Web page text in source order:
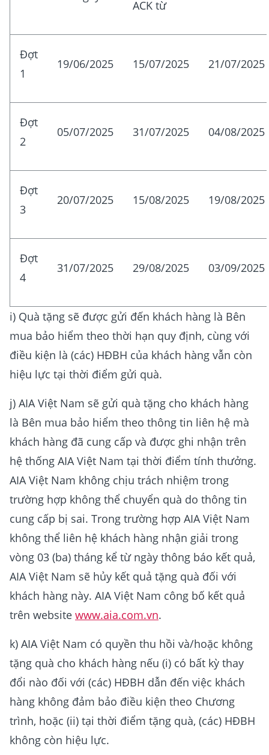
ACK từ
Đợt
1
19/06/2025 15/07/2025 21/07/2025
Đợt
2
05/07/2025 31/07/2025 04/08/2025
Đợt
3
20/07/2025 15/08/2025 19/08/2025
Đợt
4
31/07/2025 29/08/2025 03/09/2025
i) Quà tặng sẽ được gửi đến khách hàng là Bên
mua bảo hiểm theo thời hạn quy định, cùng với
điều kiện là (các) HĐBH của khách hàng vẫn còn
hiệu lực tại thời điểm gửi quà.
j) AIA Việt Nam sẽ gửi quà tặng cho khách hàng
là Bên mua bảo hiểm theo thông tin liên hệ mà
khách hàng đã cung cấp và được ghi nhận trên
hệ thống AIA Việt Nam tại thời điểm tính thưởng.
AIA Việt Nam không chịu trách nhiệm trong
trường hợp không thể chuyển quà do thông tin
cung cấp bị sai. Trong trường hợp AIA Việt Nam
không thể liên hệ khách hàng nhận giải trong
vòng 03 (ba) tháng kể từ ngày thông báo kết quả,
AIA Việt Nam sẽ hủy kết quả tặng quà đối với
khách hàng này. AIA Việt Nam công bố kết quả
trên website www.aia.com.vn.
k) AIA Việt Nam có quyền thu hồi và/hoặc không
tặng quà cho khách hàng nếu (i) có bất kỳ thay
đổi nào đối với (các) HĐBH dẫn đến việc khách
hàng không đảm bảo điều kiện theo Chương
trình, hoặc (ii) tại thời điểm tặng quà, (các) HĐBH
không còn hiệu lực.